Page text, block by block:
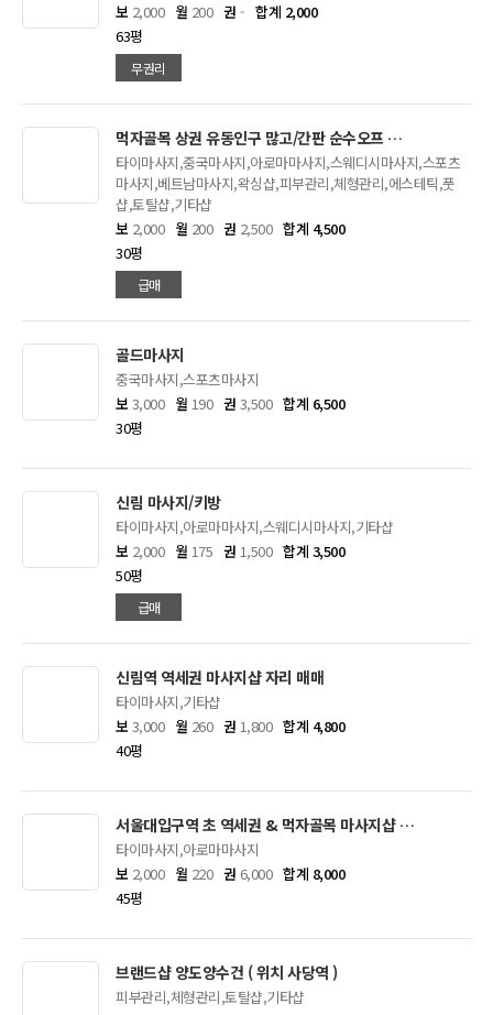
보 2,000 월 200 권 - 합계 2,000
63평
무권리
먹자골목 상권 유동인구 많고/간판 순수오프 일일 15팀이상
타이마사지,중국마사지,아로마마사지,스웨디시마사지,스포츠
마사지,베트남마사지,왁싱샵,피부관리,체형관리,에스테틱,풋
샵,토탈샵,기타샵
보 2,000 월 200 권 2,500 합계 4,500
30평
급매
골드마사지
중국마사지,스포츠마사지
보 3,000 월 190 권 3,500 합계 6,500
30평
신림 마사지/키방
타이마사지,아로마마사지,스웨디시마사지,기타샵
보 2,000 월 175 권 1,500 합계 3,500
50평
급매
신림역 역세권 마사지샵 자리 매매
타이마사지,기타샵
보 3,000 월 260 권 1,800 합계 4,800
40평
서울대입구역 초 역세권 & 먹자골목 마사지샵 매매
타이마사지,아로마마사지
보 2,000 월 220 권 6,000 합계 8,000
45평
브랜드샵 양도양수건 ( 위치 사당역 )
피부관리,체형관리,토탈샵,기타샵